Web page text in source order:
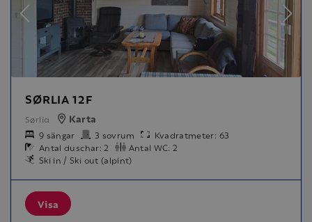
SØRLIA 12F
Sørlia Karta
9 sängar 3 sovrum
Kvadratmeter: 63
Antal duschar: 2
Antal WC: 2
Ski in / Ski out (alpint)
Visa